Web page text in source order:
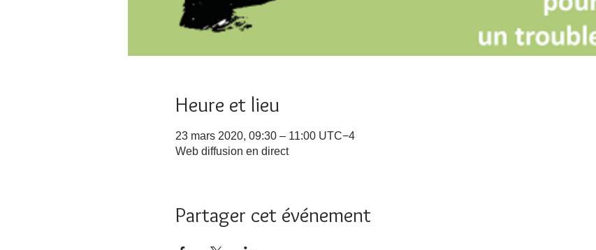
Heure et lieu
23 mars 2020, 09:30 – 11:00 UTC−4
Web diffusion en direct
Partager cet événement